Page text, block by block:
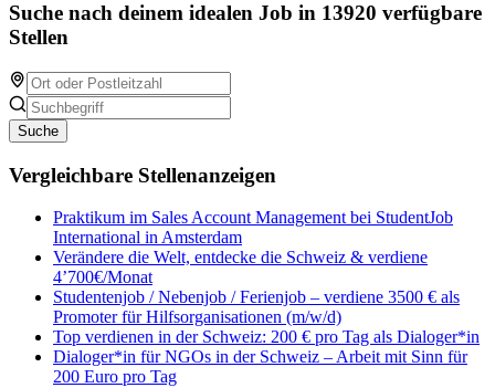
Suche nach deinem idealen Job in 13920 verfügbare
Stellen
Suche
Vergleichbare Stellenanzeigen
Praktikum im Sales Account Management bei StudentJob
International in Amsterdam
Verändere die Welt, entdecke die Schweiz & verdiene
4’700€/Monat
Studentenjob / Nebenjob / Ferienjob – verdiene 3500 € als
Promoter für Hilfsorganisationen (m/w/d)
Top verdienen in der Schweiz: 200 € pro Tag als Dialoger*in
Dialoger*in für NGOs in der Schweiz – Arbeit mit Sinn für
200 Euro pro Tag